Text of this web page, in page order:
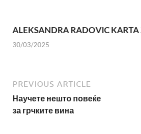
ALEKSANDRA RADOVIC KARTA
30/03/2025
PREVIOUS ARTICLE
Научете нешто повеќе
за грчките вина